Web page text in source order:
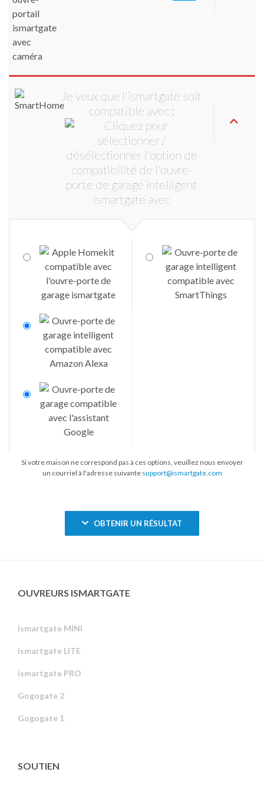
Je veux que l'ismartgate soit
compatible avec :
Si votre maison ne correspond pas à ces options, veuillez nous envoyer
un courriel à l'adresse suivante support@ismartgate.com
OBTENIR UN RÉSULTAT
OUVREURS ISMARTGATE
ismartgate MINI
ismartgate LITE
ismartgate PRO
Gogogate 2
Gogogate 1
SOUTIEN